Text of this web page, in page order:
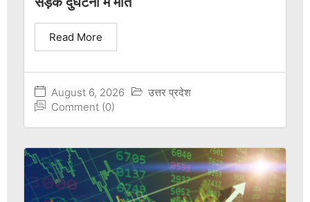
August 6, 2026
उत्तर प्रदेश
Comment (0)
Read More